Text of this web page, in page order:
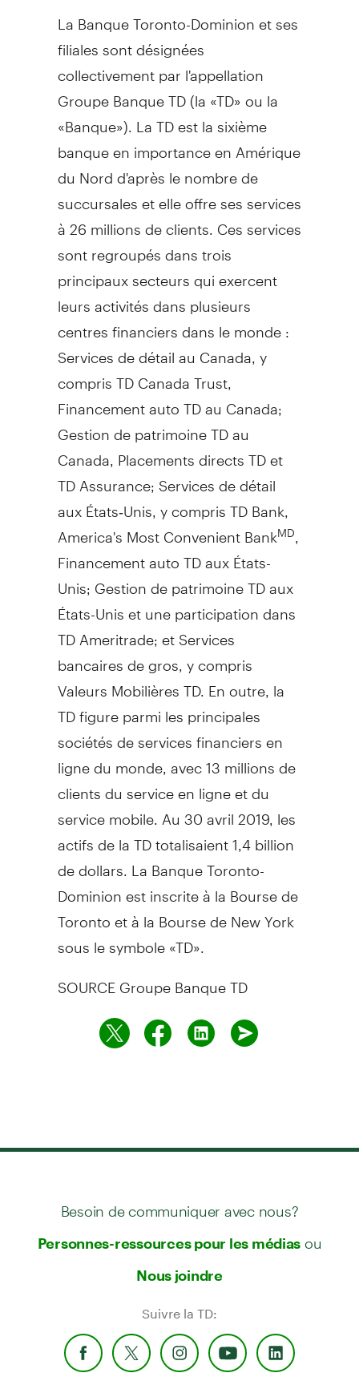
La Banque Toronto-Dominion et ses
filiales sont désignées
collectivement par l'appellation
Groupe Banque TD (la «TD» ou la
«Banque»). La TD est la sixième
banque en importance en Amérique
du Nord d'après le nombre de
succursales et elle offre ses services
à 26 millions de clients. Ces services
sont regroupés dans trois
principaux secteurs qui exercent
leurs activités dans plusieurs
centres financiers dans le monde :
Services de détail au Canada , y
compris TD Canada Trust,
Financement auto TD au Canada;
Gestion depatrimoine TD au
Canada , Placements directs TD et
TD Assurance; Services de détail
aux États‑Unis, y compris TD Bank,
America's Most Convenient BankMD
Financement auto TD aux États-
Unis;Gestion depatrimoine TD aux
États-Unis et une participation dans
TD Ameritrade; et Services
bancaires de gros, y compris
Valeurs Mobilières TD. En outre, la
TD figure parmi les principales
sociétés de services financiers en
ligne du monde, avec 13 millions de
clients du service en ligne et du
service mobile. Au 30 avril 2019, les
actifs de la TD totalisaient 1,4 billion
de dollars. La Banque Toronto-
Dominion est inscrite à la Bourse de
Torontoet à la Bourse deNew York
sous le symbole «TD».
SOURCE Groupe Banque TD
Besoin de communiquer avec nous?
Personnes-ressources pour les médias ou
Nous joindre
Suivre la TD: